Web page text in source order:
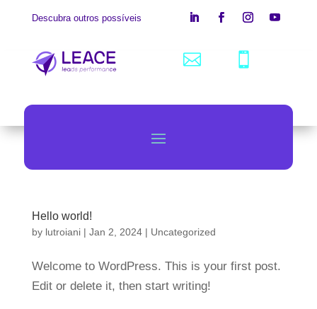
Descubra outros possíveis
 
Hello world!
by lutroiani| Jan 2, 2024| Uncategorized
Welcome to WordPress. This is your first post.
Edit or delete it, then start writing!